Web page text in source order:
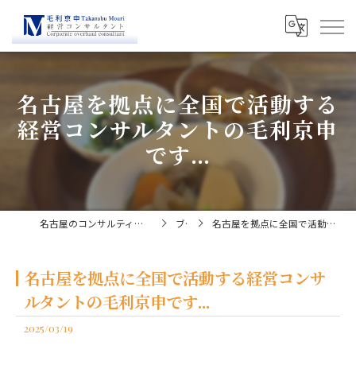
名古屋を拠点に全国で活動する
経営コンサルタントの毛利京申
です...
名古屋のコンサルティングなら経営コンサルタント毛利京申 ブログ 名古屋を拠点に全国で活動する経営コンサルタントの毛利京申です...
名古屋を拠点に全国で活動する経営コンサ
ルタントの毛利京申です...
2025/03/19